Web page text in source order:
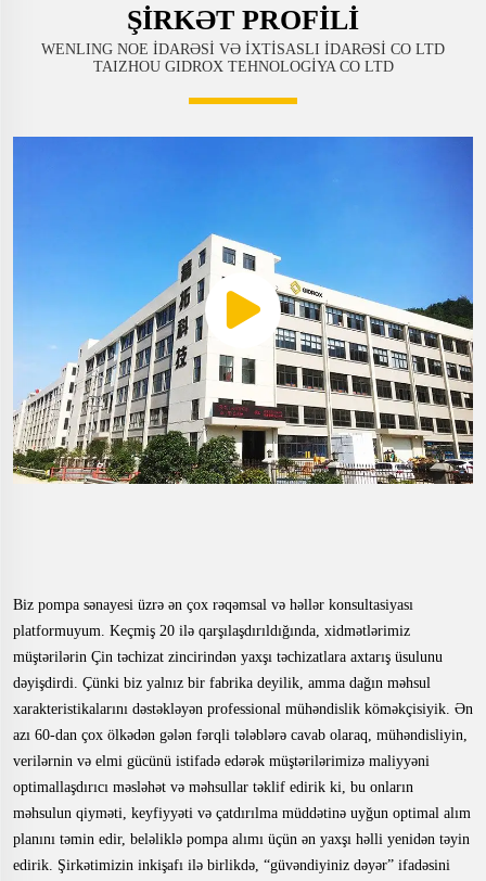
ŞIRKƏT PROFILI
WENLING NOE İDARƏSİ VƏ İXTİSASLI İDARƏSİ CO LTD
TAIZHOU GIDROX TEHNOLΟGİYA CO LTD
Biz pompa sənayesi üzrə ən çox rəqəmsal və həllər konsultasiyası
platformuyum. Keçmiş 20 ilə qarşılaşdırıldığında, xidmətlərimiz
müştərilərin Çin təchizat zincirindən yaxşı təchizatlara axtarış üsulunu
dəyişdirdi. Çünki biz yalnız bir fabrika deyilik, amma dağın məhsul
xarakteristikalarını dəstəkləyən professional mühəndislik köməkçisiyik. Ən
azı 60-dan çox ölkədən gələn fərqli tələblərə cavab olaraq, mühəndisliyin,
verilərnin və elmi gücünü istifadə edərək müştərilərimizə maliyyəni
optimallaşdırıcı məsləhət və məhsullar təklif edirik ki, bu onların
məhsulun qiyməti, keyfiyyəti və çatdırılma müddətinə uyğun optimal alım
planını təmin edir, beləliklə pompa alımı üçün ən yaxşı həlli yenidən təyin
edirik. Şirkətimizin inkişafı ilə birlikdə, “güvəndiyiniz dəyər” ifadəsini